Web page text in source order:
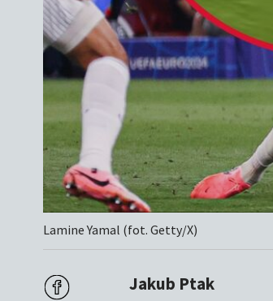
Lamine Yamal (fot. Getty/X)
Jakub Ptak